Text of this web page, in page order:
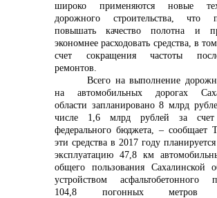
широко применяются новые
дорожного строительства, что
повышать качество полотна и
экономнее расходовать средства, в
счет сокращения частоты
ремонтов.
Всего на выполнение
на автомобильных дорогах
области запланировано 8 млрд
числе 1,6 млрд рублей за счет
федерального бюджета, –
эти средства в 2017 году
эксплуатацию 47,8 км
общего пользования Сахалинской
устройством асфальтобетонного
104,8 погонных метров